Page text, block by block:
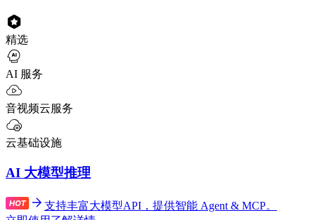
精选
AI 服务
音视频云服务
云基础设施
AI 大模型推理
支持丰富大模型API，提供智能 Agent & MCP。